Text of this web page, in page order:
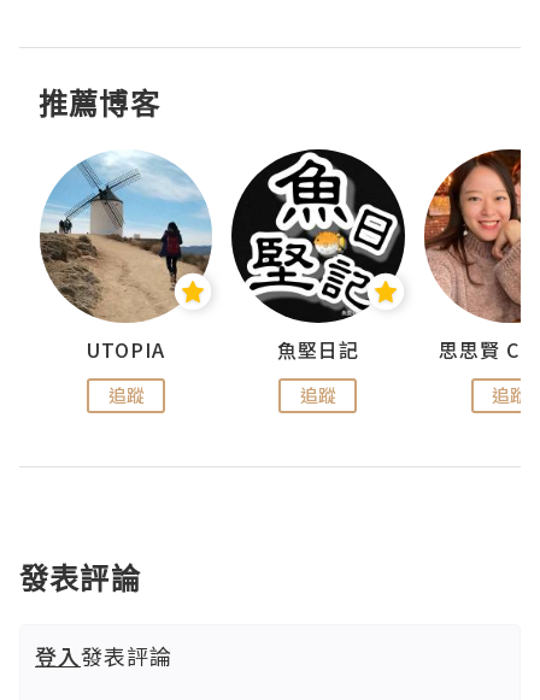
推薦博客
UTOPIA
追蹤
魚堅日記
追蹤 追蹤
發表評論
登入發表評論